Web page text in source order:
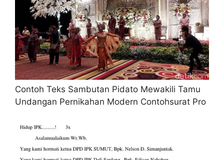
Contoh Teks Sambutan Pidato Mewakili Tamu
Undangan Pernikahan Modern Contohsurat Pro